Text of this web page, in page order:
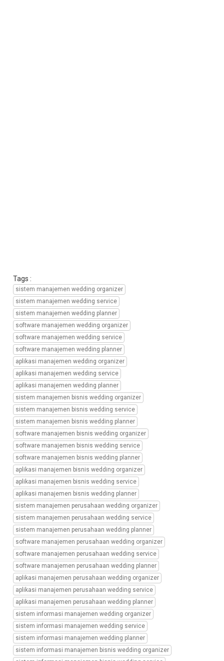
Tags :
sistem manajemen wedding organizer
sistem manajemen wedding service
sistem manajemen wedding planner
software manajemen wedding organizer
software manajemen wedding service
software manajemen wedding planner
aplikasi manajemen wedding organizer
aplikasi manajemen wedding service
aplikasi manajemen wedding planner
sistem manajemen bisnis wedding organizer
sistem manajemen bisnis wedding service
sistem manajemen bisnis wedding planner
software manajemen bisnis wedding organizer
software manajemen bisnis wedding service
software manajemen bisnis wedding planner
aplikasi manajemen bisnis wedding organizer
aplikasi manajemen bisnis wedding service
aplikasi manajemen bisnis wedding planner
sistem manajemen perusahaan wedding organizer
sistem manajemen perusahaan wedding service
sistem manajemen perusahaan wedding planner
software manajemen perusahaan wedding organizer
software manajemen perusahaan wedding service
software manajemen perusahaan wedding planner
aplikasi manajemen perusahaan wedding organizer
aplikasi manajemen perusahaan wedding service
aplikasi manajemen perusahaan wedding planner
sistem informasi manajemen wedding organizer
sistem informasi manajemen wedding service
sistem informasi manajemen wedding planner
sistem informasi manajemen bisnis wedding organizer
transformasi
digital
manajemen
bisnis
wedding
service,
transformasi
digital
manajemen
bisnis
wedding
planner,
transformasi
digital
manajemen
perusahaan
wedding
organizer,
transformasi
digital
manajemen
perusahaan
wedding
service,
transformasi
digital
manajemen
perusahaan
wedding
planner,
sistem
wedding
organizer,
aplikasi
mobile
sistem
mobile
apps